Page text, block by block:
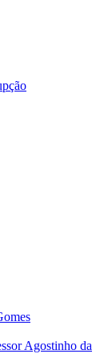
Agostinho da